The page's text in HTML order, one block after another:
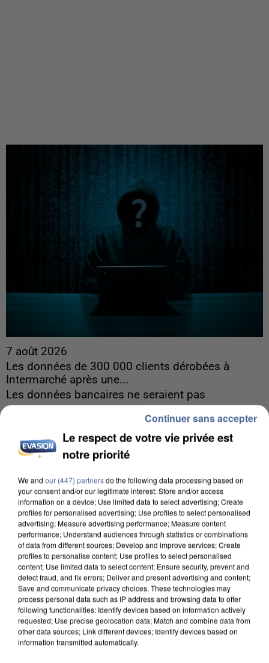
7 août 2026
Les données de 300 000 clients dérobées à
Intermarché après une...
Les données bancaires ne seraient pas
7 août 2026
Un second cadre de la DZ Mafia interpellé en
Le respect de votre vie privée est
notre priorité
We and our (447) partnersdo the following data processing based on
your consent and/or our legitimate interest: Store and/or access
information on a device; Use limited data to select advertising; Create
profiles for personalised advertising; Use profiles to select personalised
advertising; Measure advertising performance; Measure content
performance; Understand audiences through statistics or combinations
of data from different sources; Develop and improve services; Create
profiles to personalise content; Use profiles to select personalised
content; Use limited data to select content; Ensure security, prevent and
detect fraud, and fix errors; Deliver and present advertising and content;
Save and communicate privacy choices. These technologies may
process personal data such as IP address and browsing data to offer
following functionalities: Identify devices based on information actively
requested; Use precise geolocation data; Match and combine data from
other data sources; Link different devices; Identify devices based on
information transmitted automatically.
Continuer sans accepter